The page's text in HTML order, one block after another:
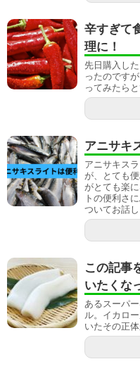
辛すぎて
理に！
先日購入し
ったのです
ってみたら
アニサキ
アニサキス
が、とても
がとても楽
トの便利さ
ついてお話し
この記事
いたくな
あるスーパ
ル。イカロ
いたその正